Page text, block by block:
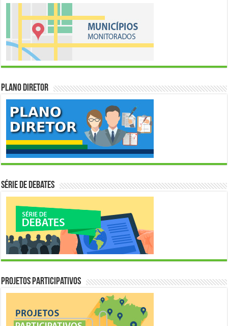
Plano Diretor
Série de Debates
Projetos Participativos